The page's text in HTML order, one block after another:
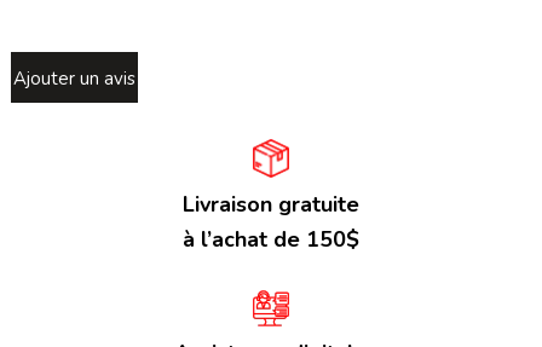
Ajouter un avis
Livraison gratuite
à l’achat de 150$